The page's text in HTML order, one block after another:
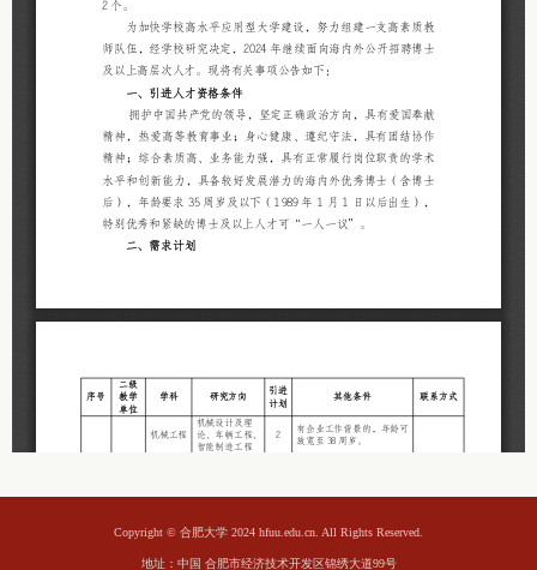
Copyright © 合肥大学 2024 hfuu.edu.cn. All Rights Reserved.
地址：中国 合肥市经济技术开发区锦绣大道99号